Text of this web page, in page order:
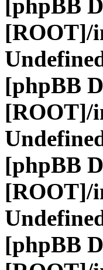
[phpBB
[ROOT]/
[phpBB
[ROOT]/
[phpBB
[ROOT]/
[phpBB